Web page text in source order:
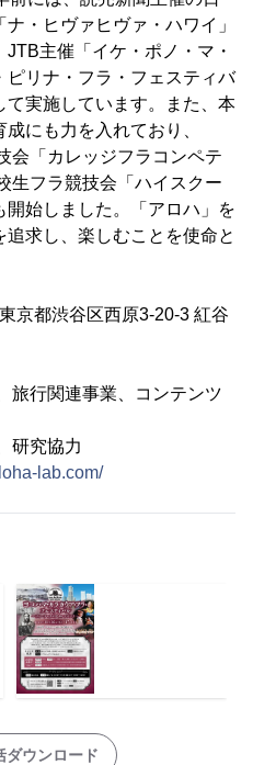
・ヒヴァヒヴァ・ハワイ」
主催「イケ・ポノ・マ・
リナ・フラ・フェスティバ
て実施しています。また、本
にも力を入れており、
会「カレッジフラコンペテ
生フラ競技会「ハイスクー
始しました。「アロハ」を
求し、楽しむことを使命と
都渋谷区西原3-20-3 紅谷
行関連事業、コンテンツ
協力
lab.com/
ダウンロード